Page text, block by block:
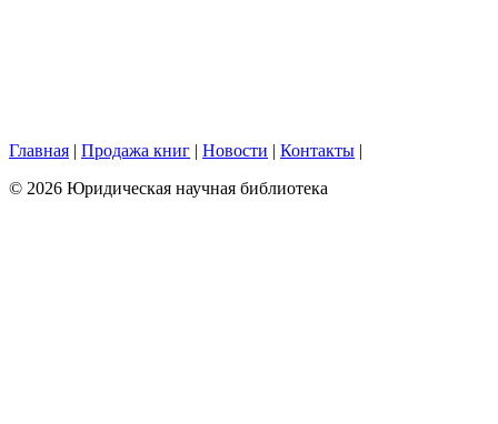
Главная | Продажа книг | Новости | Контакты |
© 2026 Юридическая научная библиотека